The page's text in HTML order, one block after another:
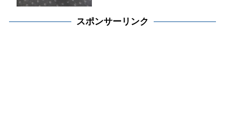
スポンサーリンク